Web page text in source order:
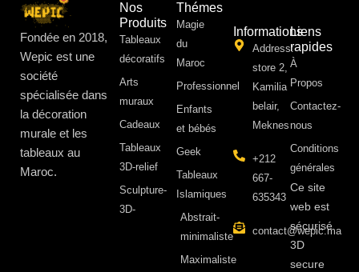
Fondée en 2018,
Wepic est une
société
spécialisée dans
la décoration
murale et les
tableaux au
Maroc.
Nos
Produits
Tableaux
décoratifs
Arts
muraux
Cadeaux
Tableaux
3D-relief
Sculpture-
3D-
Thémes
Magie
du
Maroc
Professionnel
Enfants
et bébés
Geek
Tableaux
Islamiques
Abstrait-
minimaliste
Maximaliste
Informations
Address:
store 2,
Kamilia
belair,
Meknes
+212
667-
635343
contact@wepic.ma
Liens
rapides
À
Propos ​
Contactez-
nous
Conditions
générales
Ce site
web est
sécurisé
3D
secure